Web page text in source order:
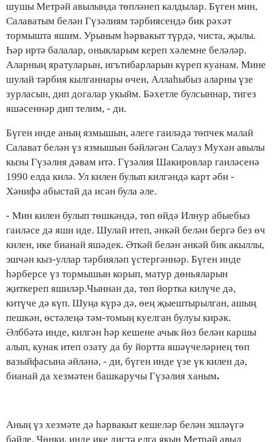
шушы Метрәй авылында төпләнеп калдылар. Бүген мин,
Салаватым белән Гүзәлиям тәрбиясендә бик рәхәт
тормышта яшим. Урыным һәрвакыт түрдә, чиста, җылы.
Һәр иртә балалар, оныкларым кереп хәлемне беләләр.
Аларның яратуларын, игътибарларын күреп куанам. Мине
шулай тәрбия кылганнары өчен, Аллаһыбыз аларны үзе
зурласын, дип догалар укыйм. Бәхетле булсыннар, тигез
яшәсеннәр дип телим, - ди.
Бүген инде аның язмышын, әлеге гаиләдә төпчек малай
Салават белән үз язмышын бәйләгән Салауз Мухан авылы
кызы Гүзәлия дәвам итә. Гүзәлия Шакировлар гаиләсенә
1990 елда килә. Ул килен булып килгәндә карт әби -
Хәнифә абыстай да исән була әле.
- Мин килен булып төшкәндә, төп өйдә Илнур абыебыз
гаиләсе дә яши иде. Шулай итеп, әнкәй белән бергә без өч
килен, ике бианай яшәдек. Әткәй белән әнкәй бик акыллы,
эшчән кыз-уллар тәрбияләп үстергәннәр. Бүген инде
һәрберсе үз тормышын корып, матур дөньяларын
җиткереп яшиләр.Чыннан да, төп йортка килүче дә,
китүче дә күп. Шуңа күрә дә, өең җыештырылган, ашың
пешкән, өстәлеңә тәм-томың куелган булуы кирәк.
Әлббәтә инде, килгән һәр кешене ачык йөз белән каршы
алып, кунак итеп озату да бу йортта яшәүчеләрнең төп
вазыйфасына әйләнә, - ди, бүген инде үзе үк килен дә,
бианай да хезмәтен башкаручы Гүзәлия ханым.
Аның үз хезмәте дә һәрвакыт кешеләр белән эшләүгә
бәйле. Чөнки, инде ике дистә елга якын Метрәй авыл